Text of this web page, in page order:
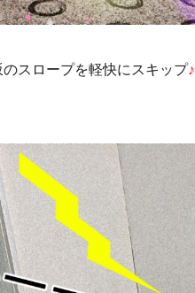
スロープを軽快にスキップ♪